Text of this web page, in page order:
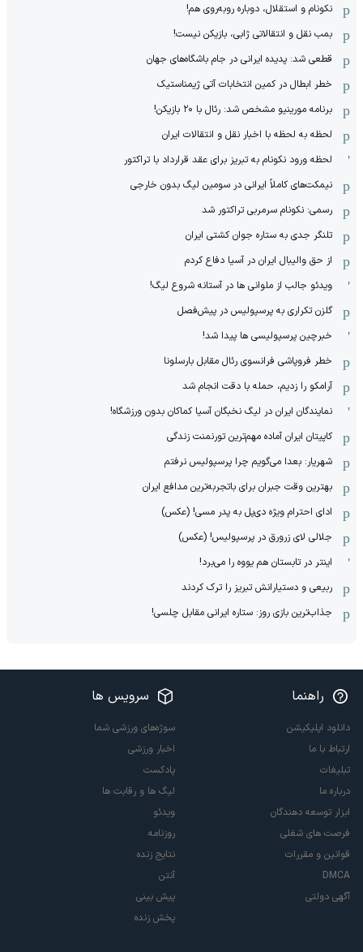
نکونام و استقلال، دوباره روبه‌روی هم!
بمب نقل و انتقالاتی ژابی، بازیکن نیست!
قطعی شد: پدیده ایرانی در جام باشگاه‌های جهان
خطر ابطال در کمین انتخابات آتی ژیمناستیک
برنامه مورینیو مشخص شد: رئال با ۲۰ بازیکن!
لحظه به لحظه با اخبار نقل و انتقالات ایران
لحظه ورود نکونام به تبریز برای عقد قرارداد با تراکتور
نیمکت‌های کاملاً ایرانی در سومین لیگ بدون خارجی
رسمی: نکونام سرمربی تراکتور شد
تلنگر جدی به ستاره جوان کشتی ایران
از حق والیبال ایران در آسیا دفاع کردم
ویدئو جالب از ملوانی ها در آستانه شروع لیگ!
گلزن تکراری به پرسپولیس در پیش‌فصل
خبرچین پرسپولیسی ها پیدا شد!
خطر فروپاشی فرانسوی رئال مقابل بارسلونا
آرامکو را زدیم، حمله با دقت انجام شد
نمایندگان ایران در لیگ نخبگان آسیا کماکان بدون ورزشگاه!
کاپیتان ایران آماده مهم‌ترین تورنمنت زندگی
شهریار: بعدا می‌گویم چرا پرسپولیس نرفتم
بهترین وقت جبران برای باتجربه‌ترین مدافع ایران
ادای احترام ویژه دی‌پل به پدر مسی! (عکس)
جلالی لای زرورق در پرسپولیس! (عکس)
اینتر در تابستان هم یووه را می‌برد!
ربیعی و دستیارانش تبریز را ترک کردند
جذاب‌ترین بازی روز: ستاره ایرانی مقابل چلسی!
راهنما
دانلود اپلیکیشن
ارتباط با ما
تبلیغات
درباره ما
ابزار توسعه دهندگان
فرصت های شغلی
قوانین و مقررات
DMCA
آگهی دولتی
سرویس ها
سوژه‌های ورزشی شما
اخبار ورزشی
پادکست
لیگ ها و رقابت ها
ویدئو
روزنامه
نتایج زنده
آنتن
پیش بینی
پخش زنده